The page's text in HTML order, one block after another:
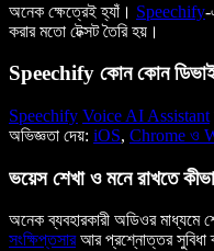
অনেক ক্ষেত্রেই হ্যাঁ। Speechify-
করার মতো টেক্সট তৈরি হয়।
Speechify কোন কোন
Speechify Voice AI Assistant
অভিজ্ঞতা দেয়: iOS, Chrome ও
ভয়েস শেখা ও মনে রাখতে
অনেক ব্যবহারকারী অডিওর মাধ্যমে
সংক্ষিপ্তসারআর প্রশ্নোত্তর সুবিধা